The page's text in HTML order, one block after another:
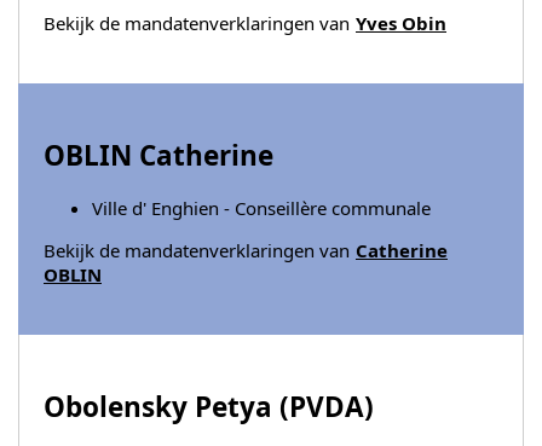
Bekijk de mandatenverklaringen van Yves Obin
OBLIN Catherine
Ville d' Enghien - Conseillère communale
Bekijk de mandatenverklaringen van Catherine
OBLIN
Obolensky Petya (PVDA)